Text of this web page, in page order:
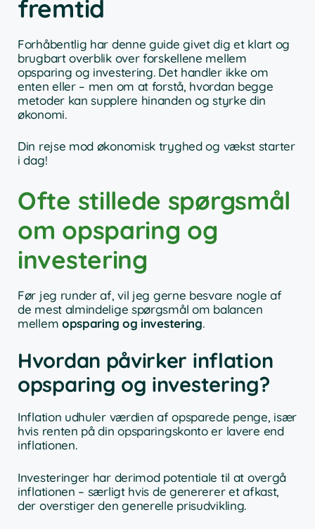
fremtid
Forhåbentlig har denne guide givet dig et klart og
brugbart overblik over forskellene mellem
opsparing og investering. Det handler ikke om
enten eller – men om at forstå, hvordan begge
metoder kan supplere hinanden og styrke din
økonomi.
Din rejse mod økonomisk tryghed og vækst starter
i dag!
Ofte stillede spørgsmål
om opsparing og
investering
Før jeg runder af, vil jeg gerne besvare nogle af
de mest almindelige spørgsmål om balancen
mellem opsparing og investering.
Hvordan påvirker inflation
opsparing og investering?
Inflation udhuler værdien af opsparede penge, især
hvis renten på din opsparingskonto er lavere end
inflationen.
Investeringer har derimod potentiale til at overgå
inflationen – særligt hvis de genererer et afkast,
der overstiger den generelle prisudvikling.